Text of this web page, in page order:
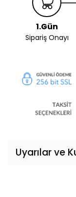
1.Gün
Sipariş Onayı
Uyarılar ve